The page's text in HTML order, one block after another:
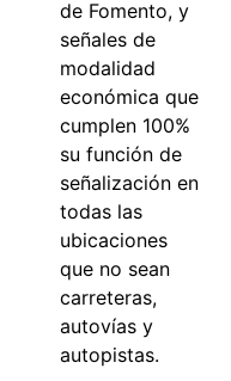
de Fomento, y
señales de
modalidad
económica que
cumplen 100%
su función de
señalización en
todas las
ubicaciones
que no sean
carreteras,
autovías y
autopistas.